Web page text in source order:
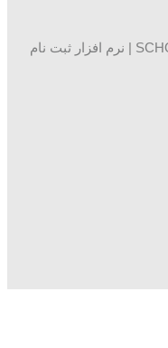
© 2026 نرم افزار مدیریت آموزشگاه SCHOOL | نرم افزار ثبت نام